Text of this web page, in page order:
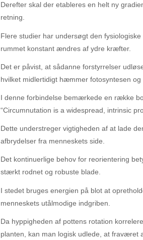
Derefter skal der etableres en helt ny
retning.
Flere studier har undersøgt den
rummet konstant ændres af ydre kræfter.
Det er påvist, at sådanne forstyrrelser
hvilket midlertidigt hæmmer fotosyntesen og
I denne forbindelse bemærkede en række
“Circumnutation is a widespread, intrinsic
Dette understreger vigtigheden af at lade
afbrydelser fra menneskets side.
Det kontinuerlige behov for reorientering
stærkt rodnet og robuste blade.
I stedet bruges energien på blot at
menneskets utålmodige indgriben.
Da hyppigheden af pottens rotation
planten, kan man logisk udlede, at